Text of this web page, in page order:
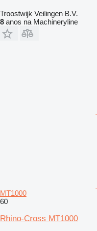
Troostwijk Veilingen B.V.
8 anos na Machineryline
MT1000
60
Rhino-Cross MT1000